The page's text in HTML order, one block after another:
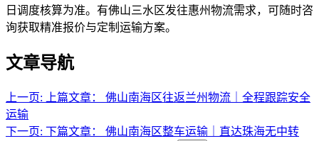
日调度核算为准。有佛山三水区发往惠州物流需求，可随时咨
询获取精准报价与定制运输方案。
文章导航
上一页: 上篇文章：
佛山南海区往返兰州物流｜全程跟踪安全
运输
下一页: 下篇文章：
佛山南海区整车运输｜直达珠海无中转